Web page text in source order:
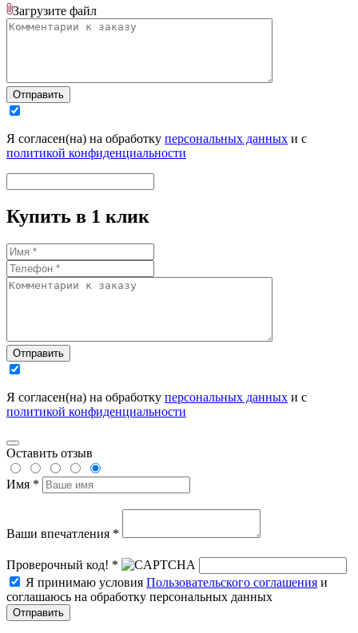
Загрузите файл
Отправить
Я согласен(на) на обработку персональных данных и с
политикой конфиденциальности
Купить в 1 клик
Отправить
Я согласен(на) на обработку персональных данных и с
политикой конфиденциальности
Оставить отзыв
Имя *
Ваши впечатления *
Проверочный код! *
Я принимаю условия Пользовательского соглашения и
соглашаюсь на обработку персональных данных
Отправить